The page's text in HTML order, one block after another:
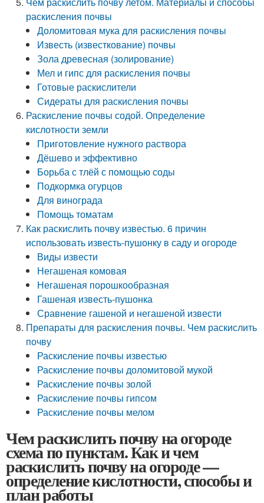
раскисления почвы
Доломитовая мука для раскисления почвы
Известь (известкование) почвы
Зола древесная (золирование)
Мел и гипс для раскисления почвы
Готовые раскислители
Сидераты для раскисления почвы
Раскисление почвы содой. Определение
кислотности земли
Приготовление нужного раствора
Дёшево и эффективно
Борьба с тлёй с помощью соды
Подкормка огурцов
Для винограда
Помощь томатам
Как раскислить почву известью. 6 причин
использовать известь-пушонку в саду и огороде
Виды извести
Негашеная комовая
Негашеная порошкообразная
Гашеная известь-пушонка
Сравнение гашеной и негашеной извести
Препараты для раскисления почвы. Чем раскислить
почву
Раскисление почвы известью
Раскисление почвы доломитовой мукой
Раскисление почвы золой
Раскисление почвы гипсом
Раскисление почвы мелом
Чем раскислить почву на огороде
схема по пунктам. Как и чем
раскислить почву на огороде —
определение кислотности, способы и
план работы